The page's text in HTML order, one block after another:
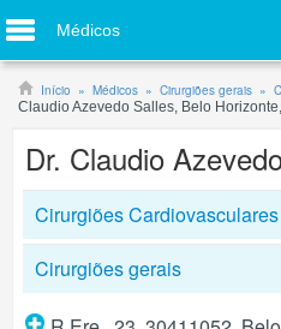
Médicos
Início Médicos Cirurgiões gerais
Claudio Azevedo Salles, Belo
Dr. Claudio
Cirurgiões Cardiovasculares
Cirurgiões gerais